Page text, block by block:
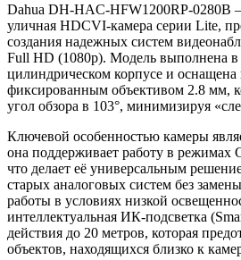
Dahua DH-HAC-HFW1200RP-0280B
уличная HDCVI-камера серии Lite,
создания надежных систем
Full HD (1080p). Модель выполнена
цилиндрическом корпусе и
фиксированным объективом 2.8 мм,
угол обзора в 103°, минимизируя
Ключевой особенностью камеры
она поддерживает работу в
что делает её универсальным
старых аналоговых систем без
работы в условиях низкой
интеллектуальная ИК-подсветка
действия до 20 метров, которая
объектов, находящихся близко к